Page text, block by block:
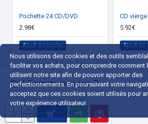
Pochette 24 CD/DVD
2.98€
Ajout au panier
5.92€
Ajout au
Qui Sommes-nous ?
Liens Utiles
Nous utilisons des cookies et des outils
faciliter vos achats, pour comprendre comment
utilisent notre site afin de pouvoir apporter des
perfectionnements. En poursuivant votre
acceptez que ces cookies soient utilisés pour
votre expérience utilisateur.